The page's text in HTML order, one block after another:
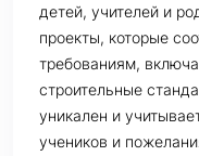
детей, учителей и
проекты, которые
требованиям,
строительные
уникален и
учеников и